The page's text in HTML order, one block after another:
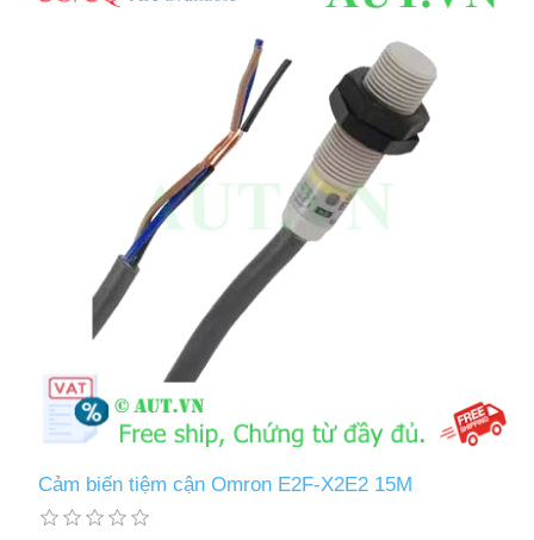
Cảm biến tiệm cận Omron E2F-X2E2 15M